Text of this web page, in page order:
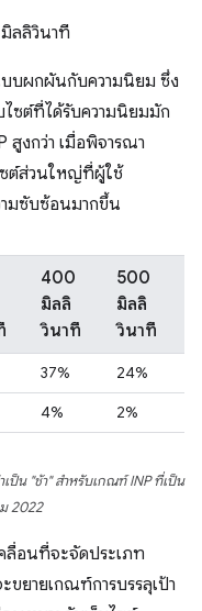
ลลิวินาที
บบผกผันกับความนิยม ซึ่ง
ไซต์ที่ได้รับความนิยมมัก
งกว่า เมื่อพิจารณา
ซต์ส่วนใหญ่ที่ผู้ใช้
ามซับซ้อนมากขึ้น
400
มิลลิ
วินาที
500
มิลลิ
วินาที
37%
24%
4% 2%
ป็น "ช้า" สำหรับเกณฑ์ INP ที่เป็น
2022
อนที่จะจัดประเภท
ยายเกณฑ์การบรรลุเป้า